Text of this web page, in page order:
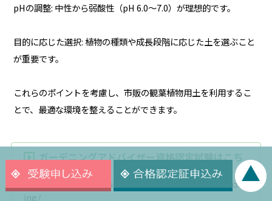
pHの調整: 中性から弱酸性（pH 6.0〜7.0）が理想的です。
目的に応じた選択: 植物の種類や成長段階に応じた土を選ぶこと
が重要です。
これらのポイントを考慮し、市販の観葉植物用土を利用するこ
とで、最適な環境を整えることができます。
ガーデニングアドバイザー資格認定試験はこち
ら
https://www.nihonsupport.org/sumaishikaku/garden
ing/